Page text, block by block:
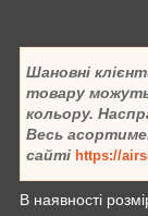
Шановні
товару
кольору.
Весь
сайті https://
В наявності